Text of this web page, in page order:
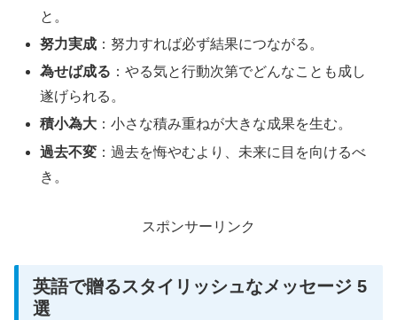
と。
努力実成 ：努力すれば必ず結果につながる。
為せば成る ：やる気と行動次第でどんなことも成し
遂げられる。
積小為大 ：小さな積み重ねが大きな成果を生む。
過去不変 ：過去を悔やむより、未来に目を向けるべ
き。
スポンサーリンク
英語で贈るスタイリッシュなメッセージ 5
選